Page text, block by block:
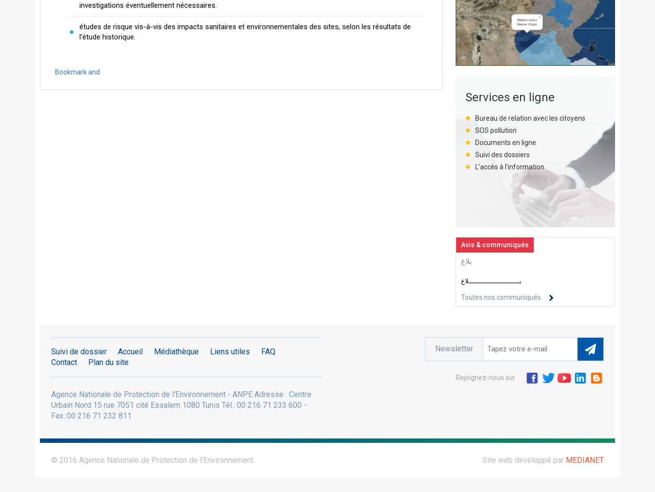
investigations éventuellement nécessaires.
études de risque vis-à-vis des impacts sanitaires et environnementales des sites, selon les résultats de
l’étude historique.
Services en ligne
Bureau de relation avec les citoyens
SOS pollution
Documents en ligne
Suivi des dossiers
L’accès à l’information
Avis & communiqués
بلاغ
بــــــــــــــــــــــــــلاغ
Toutes nos communiqués
Suivi de dossier Accueil Médiathèque Liens utiles
FAQ
Contact
Plan du site
Agence Nationale de Protection de l'Environnement - ANPE Adresse : Centre
Urbain Nord 15 rue 7051 cité Essalem 1080 Tunis Tél.: 00 216 71 233 600 -
Fax: 00 216 71 232 811
Newsletter
Rejoignez-nous sur
© 2016 Agence Nationale de Protection de l'Environnement. Site web devéloppé par MEDIANET